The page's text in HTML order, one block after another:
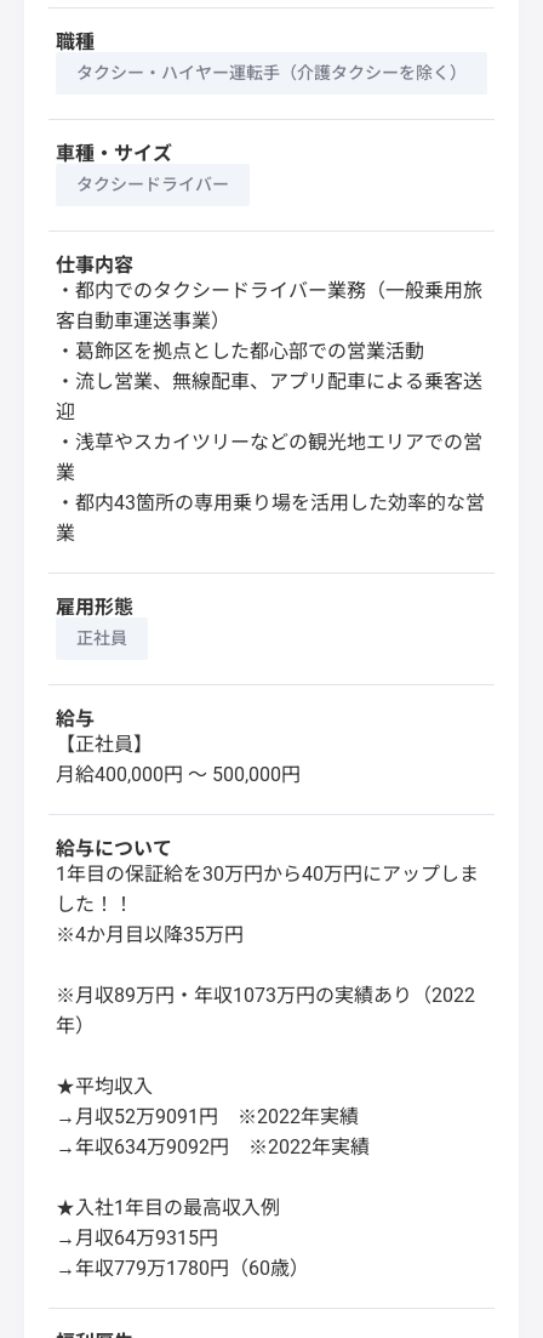
職種
タクシー・ハイヤー運転手（介護タクシーを除く）
車種・サイズ
タクシードライバー
仕事内容
・都内でのタクシードライバー業務（一般乗用旅
客自動車運送事業）
・葛飾区を拠点とした都心部での営業活動
・流し営業、無線配車、アプリ配車による乗客送
迎
・浅草やスカイツリーなどの観光地エリアでの営
業
・都内43箇所の専用乗り場を活用した効率的な営
業
雇用形態
正社員
給与
【正社員】
月給400,000円 〜 500,000円
給与について
1年目の保証給を30万円から40万円にアップしま
した！！
※4か月目以降35万円
※月収89万円・年収1073万円の実績あり（2022
年）
★平均収入
→月収52万9091円 ※2022年実績
→年収634万9092円 ※2022年実績
★入社1年目の最高収入例
→月収64万9315円
→年収779万1780円（60歳）